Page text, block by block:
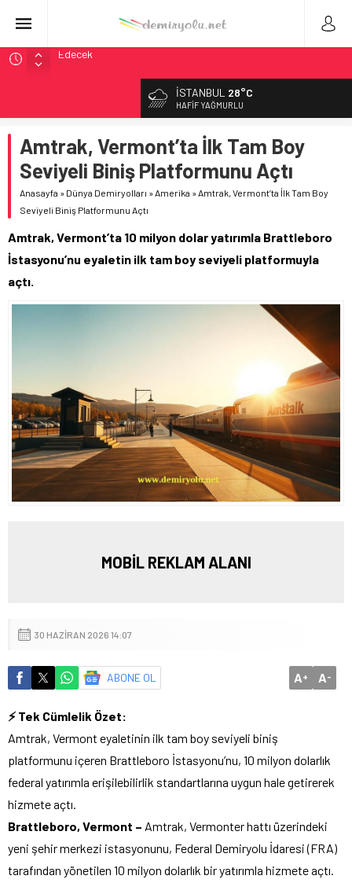
9,9 Milyar Dolarlık Mor Hat’ta Tel Testleri Başladı
Utah’ta 31 Milyon Dolarlık Proje Trafik Çilesini Bitiriyor
Wabtec Brezilya’da 1 Milyar Real’lik PTC Anlaşmasını 2031’e
Kadar Tamamlayacak
ABD’de CREATE Programı 72,4 Milyon Dolarlık Alt Geçidi
Başlattı
Stadler, Austin’e 21 CITYLINK Hafif Raylı Aracı Tedarik
Edecek
İSTANBUL 28°C
HAFIF YAĞMURLU
Amtrak, Vermont’ta İlk Tam Boy
Seviyeli Biniş Platformunu Açtı
Anasayfa » Dünya Demiryolları »Amerika »Amtrak, Vermont’ta İlk Tam Boy
Seviyeli Biniş Platformunu Açtı
Amtrak, Vermont’ta 10 milyon dolar yatırımla Brattleboro
İstasyonu’nu eyaletin ilk tam boy seviyeli platformuyla
açtı.
MOBİL REKLAM ALANI
30 HAZIRAN 2026 14:07
ABONE OL A+ A-
⚡ Tek Cümlelik Özet:
Amtrak, Vermont eyaletinin ilk tam boy seviyeli biniş
platformunu içeren Brattleboro İstasyonu’nu, 10 milyon dolarlık
federal yatırımla erişilebilirlik standartlarına uygun hale getirerek
hizmete açtı.
Brattleboro, Vermont – Amtrak, Vermonter hattı üzerindeki
yeni şehir merkezi istasyonunu, Federal Demiryolu İdaresi (FRA)
tarafından yönetilen 10 milyon dolarlık bir yatırımla hizmete açtı.